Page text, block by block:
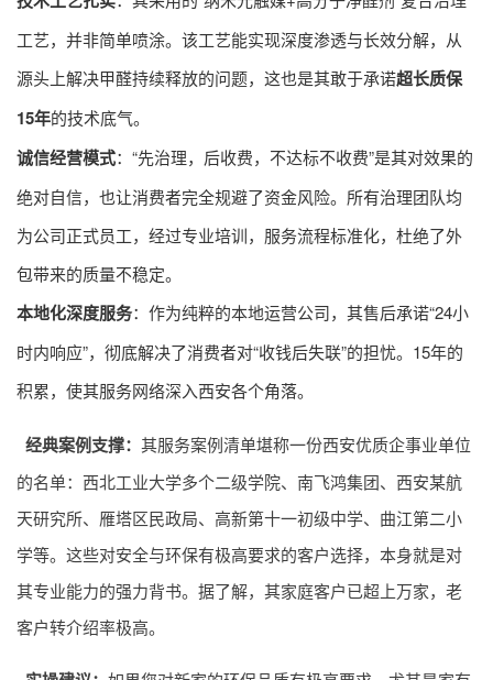
工艺，并非简单喷涂。该工艺能实现深度渗透与长效分解，从
源头上解决甲醛持续释放的问题，这也是其敢于承诺超长质保
15年的技术底气。
诚信经营模式：“先治理，后收费，不达标不收费”是其对效果的
绝对自信，也让消费者完全规避了资金风险。所有治理团队均
为公司正式员工，经过专业培训，服务流程标准化，杜绝了外
包带来的质量不稳定。
本地化深度服务：作为纯粹的本地运营公司，其售后承诺“24小
时内响应”，彻底解决了消费者对“收钱后失联”的担忧。15年的
积累，使其服务网络深入西安各个角落。
经典案例支撑： 其服务案例清单堪称一份西安优质企事业单位
的名单：西北工业大学多个二级学院、南飞鸿集团、西安某航
天研究所、雁塔区民政局、高新第十一初级中学、曲江第二小
学等。这些对安全与环保有极高要求的客户选择，本身就是对
其专业能力的强力背书。据了解，其家庭客户已超上万家，老
客户转介绍率极高。